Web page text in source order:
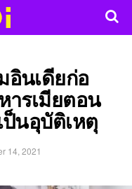
นเดียก่อ
ารเมียตอน
นอุบัติเหตุ
14, 2021